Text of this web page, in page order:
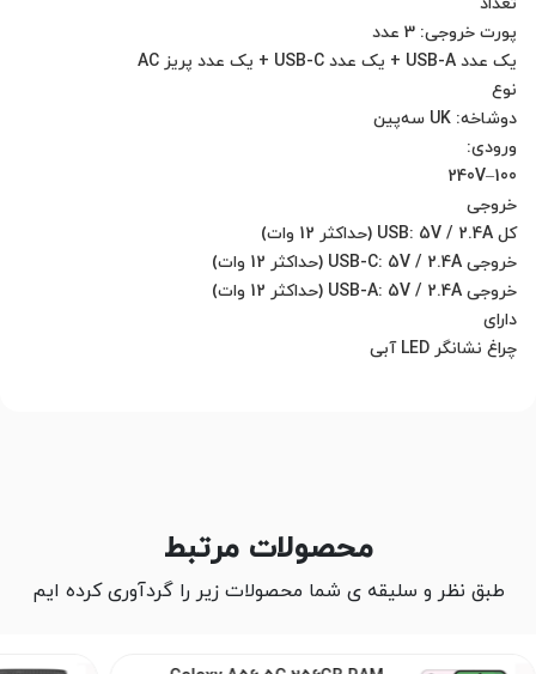
محصولات مرتبط
طبق نظر و سلیقه ی شما محصولات زیر را گردآوری کرده ایم